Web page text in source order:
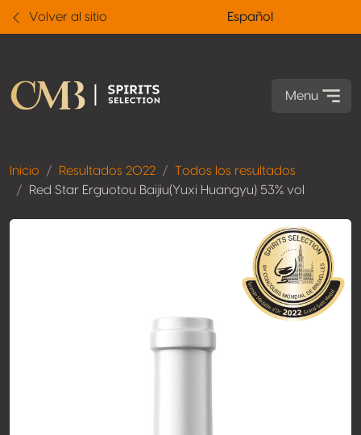
Volver al sitio Español
Menu
Inicio Resultados 2022
Todos los resultados
Red Star Erguotou Baijiu(Yuxi Huangyu) 53% vol